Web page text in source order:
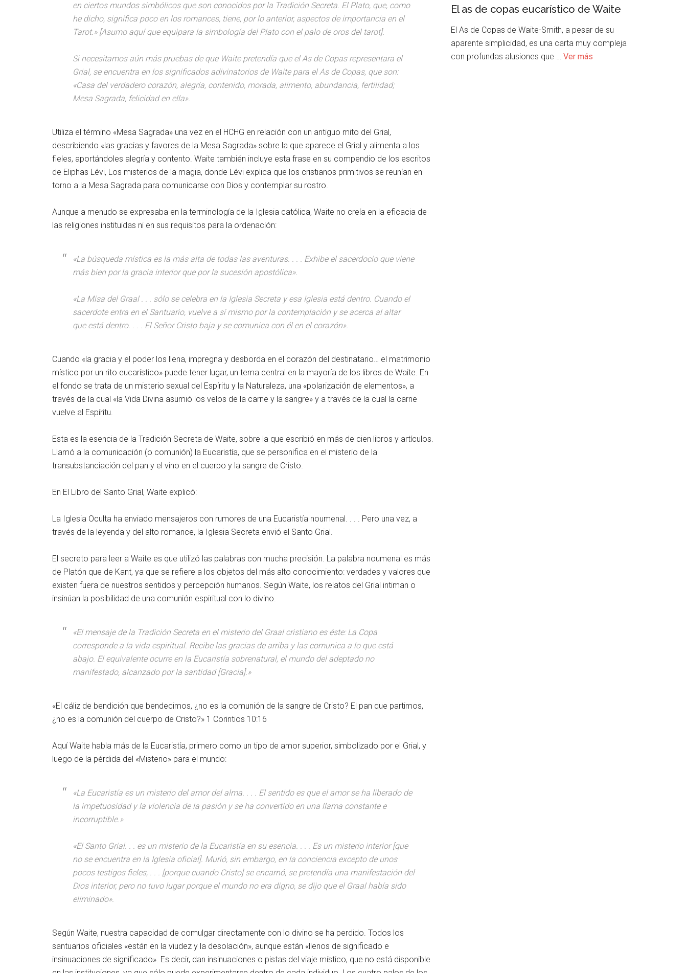
en ciertos mundos simbólicos que son conocidos por la Tradición Secreta. El Plato, que, como
he dicho, significa poco en los romances, tiene, por lo anterior, aspectos de importancia en el
Tarot.» [Asumo aquí que equipara la simbología del Plato con el palo de oros del tarot].
Si necesitamos aún más pruebas de que Waite pretendía que el As de Copas representara el
Grial, se encuentra en los significados adivinatorios de Waite para el As de Copas, que son:
«Casa del verdadero corazón, alegría, contenido, morada, alimento, abundancia, fertilidad;
Mesa Sagrada, felicidad en ella».
Utiliza el término «Mesa Sagrada» una vez en el HCHG en relación con un antiguo mito del Grial,
describiendo «las gracias y favores de la Mesa Sagrada» sobre la que aparece el Grial y alimenta a los
fieles, aportándoles alegría y contento. Waite también incluye esta frase en su compendio de los escritos
de Eliphas Lévi, Los misterios de la magia, donde Lévi explica que los cristianos primitivos se reunían en
torno a la Mesa Sagrada para comunicarse con Dios y contemplar su rostro.
Aunque a menudo se expresaba en la terminología de la Iglesia católica, Waite no creía en la eficacia de
las religiones instituidas ni en sus requisitos para la ordenación:
«La búsqueda mística es la más alta de todas las aventuras. . . . Exhibe el sacerdocio que viene
más bien por la gracia interior que por la sucesión apostólica».
«La Misa del Graal . . . sólo se celebra en la Iglesia Secreta y esa Iglesia está dentro. Cuando el
sacerdote entra en el Santuario, vuelve a sí mismo por la contemplación y se acerca al altar
que está dentro. . . . El Señor Cristo baja y se comunica con él en el corazón».
Cuando «la gracia y el poder los llena, impregna y desborda en el corazón del destinatario… el matrimonio
místico por un rito eucarístico» puede tener lugar, un tema central en la mayoría de los libros de Waite. En
el fondo se trata de un misterio sexual del Espíritu y la Naturaleza, una «polarización de elementos», a
través de la cual «la Vida Divina asumió los velos de la carne y la sangre» y a través de la cual la carne
vuelve al Espíritu.
Esta es la esencia de la Tradición Secreta de Waite, sobre la que escribió en más de cien libros y artículos.
Llamó a la comunicación (o comunión) la Eucaristía, que se personifica en el misterio de la
transubstanciación del pan y el vino en el cuerpo y la sangre de Cristo.
En El Libro del Santo Grial, Waite explicó:
La Iglesia Oculta ha enviado mensajeros con rumores de una Eucaristía noumenal. . . . Pero una vez, a
través de la leyenda y del alto romance, la Iglesia Secreta envió el Santo Grial.
El secreto para leer a Waite es que utilizó las palabras con mucha precisión. La palabra noumenal es más
de Platón que de Kant, ya que se refiere a los objetos del más alto conocimiento: verdades y valores que
existen fuera de nuestros sentidos y percepción humanos. Según Waite, los relatos del Grial intiman o
insinúan la posibilidad de una comunión espiritual con lo divino.
«El mensaje de la Tradición Secreta en el misterio del Graal cristiano es éste: La Copa
corresponde a la vida espiritual. Recibe las gracias de arriba y las comunica a lo que está
abajo. El equivalente ocurre en la Eucaristía sobrenatural, el mundo del adeptado no
manifestado, alcanzado por la santidad [Gracia].»
«El cáliz de bendición que bendecimos, ¿no es la comunión de la sangre de Cristo? El pan que partimos,
¿no es la comunión del cuerpo de Cristo?» 1 Corintios 10:16
Aquí Waite habla más de la Eucaristía, primero como un tipo de amor superior, simbolizado por el Grial, y
luego de la pérdida del «Misterio» para el mundo:
«La Eucaristía es un misterio del amor del alma. . . . El sentido es que el amor se ha liberado de
la impetuosidad y la violencia de la pasión y se ha convertido en una llama constante e
incorruptible.»
«El Santo Grial. . . es un misterio de la Eucaristía en su esencia. . . . Es un misterio interior [que
no se encuentra en la Iglesia oficial]. Murió, sin embargo, en la conciencia excepto de unos
pocos testigos fieles, . . . [porque cuando Cristo] se encarnó, se pretendía una manifestación del
Dios interior, pero no tuvo lugar porque el mundo no era digno, se dijo que el Graal había sido
eliminado».
Según Waite, nuestra capacidad de comulgar directamente con lo divino se ha perdido. Todos los
santuarios oficiales «están en la viudez y la desolación», aunque están «llenos de significado e
insinuaciones de significado». Es decir, dan insinuaciones o pistas del viaje místico, que no está disponible
El as de copas eucarístico de Waite
El As de Copas de Waite-Smith, a pesar de su
aparente simplicidad, es una carta muy compleja
con profundas alusiones que … Ver más